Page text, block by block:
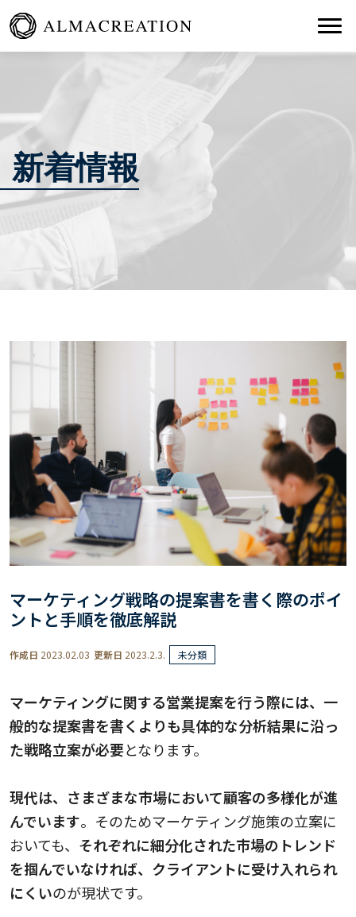
新着情報
マーケティング戦略の提案書を書く際のポイ
ントと手順を徹底解説
作成日 2023.02.03 更新日 2023.2.3. 未分類
マーケティングに関する営業提案を行う際には、一
般的な提案書を書くよりも具体的な分析結果に沿っ
た戦略立案が必要となります。
現代は、さまざまな市場において顧客の多様化が進
んでいます。そのためマーケティング施策の立案に
おいても、 それぞれに細分化された市場のトレンド
を掴んでいなければ、クライアントに受け入れられ
にくいのが現状です。